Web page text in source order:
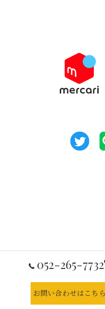
052-265-7732
お問い合わせはこちら